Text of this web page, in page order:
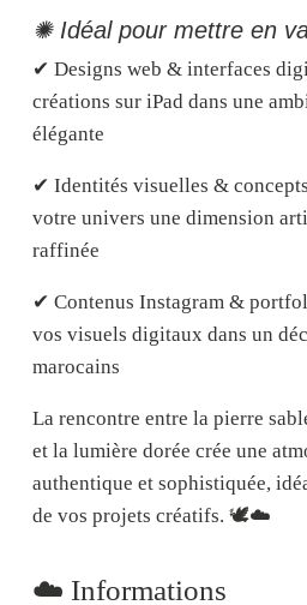
✺ Idéal pour mettre en
✔Designs web & interfaces
créations sur iPad dans une
élégante
✔Identités visuelles &
votre univers une dimension
raffinée
✔Contenus Instagram &
vos visuels digitaux dans un
marocains
La rencontre entre la pierre
et la lumière dorée crée une
authentique et sophistiquée,
de vos projets créatifs. 🕊️☁️
☁️ Informations